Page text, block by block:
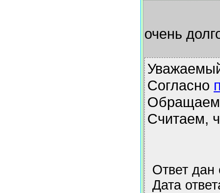
очень
Согласно
Обращаем
Считаем,
Ответ дан
Дата